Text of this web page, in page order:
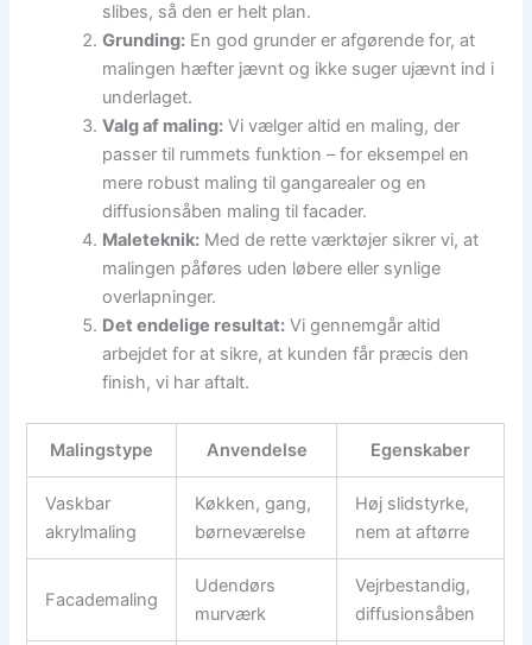
slibes, så den er helt plan.
Grunding: En god grunder er afgørende for, at
malingen hæfter jævnt og ikke suger ujævnt ind i
underlaget.
Valg af maling: Vi vælger altid en maling, der
passer til rummets funktion – for eksempel en
mere robust maling til gangarealer og en
diffusionsåben maling til facader.
Maleteknik: Med de rette værktøjer sikrer vi, at
malingen påføres uden løbere eller synlige
overlapninger.
Det endelige resultat: Vi gennemgår altid
arbejdet for at sikre, at kunden får præcis den
finish, vi har aftalt.
Malingstype Anvendelse Egenskaber
Vaskbar
akrylmaling
Køkken, gang,
børneværelse
Høj slidstyrke,
nem at aftørre
Facademaling
Udendørs
murværk
Vejrbestandig,
diffusionsåben